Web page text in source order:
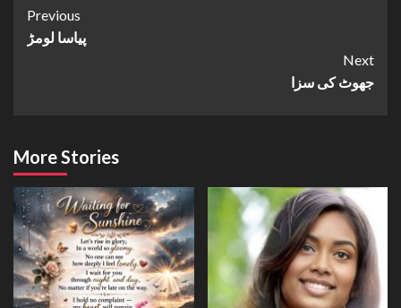
Continue
Reading
Previous
پیاسا لومڑ
Next
جھوٹ کی سزا
More Stories